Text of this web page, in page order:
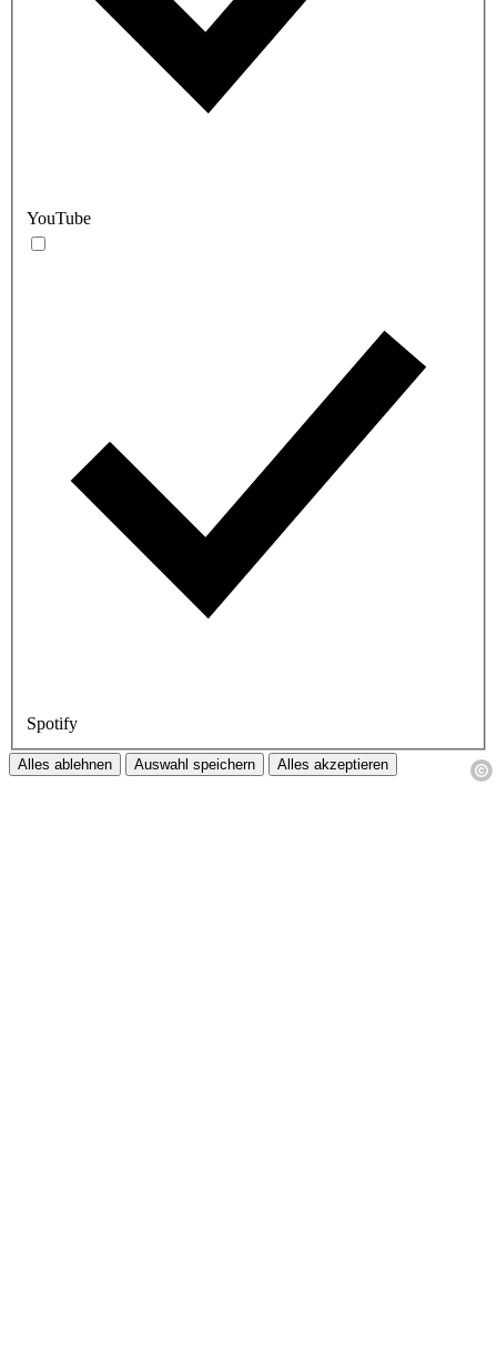
YouTube
Spotify
Alles ablehnen Auswahl speichern Alles akzeptieren